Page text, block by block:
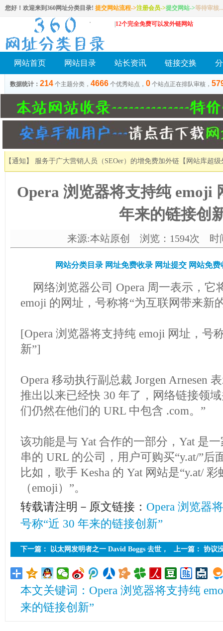
您好！欢迎来到360网址分类目录! 提交网站流程->注册会员->提交网站->等待审核...
12个完全免费可以发外链网站
网站首页 网站目录 站长资讯 链接交换
数据统计： 214 个主题分类， 4666 个优秀站点， 0 个站点正在排队审核，
【通知】 服务于广大营销人员（SEOer）的增免费加外链 【网站库超
Opera 浏览器将支持纯 emoji
年来的链接创
来源:本站原创 浏览：1594次 时
网站分类目录 网址免费收录 网址提交 网站免费
网络浏览器公司 Opera 周一表示，它
emoji 的网址，号称将“为互联网带来新
[Opera 浏览器将支持纯 emoji 网址，号
新”]
Opera 移动执行副总裁 Jorgen Arnesen
推出以来已经快 30 年了，网络链接领
们仍然在他们的 URL 中包含 .com。”
该功能是与 Yat 合作的一部分，Yat 是
串的 URL 的公司，用户可购买“y.at/”后
比如，歌手 Kesha 的 Yat 网站是“y.at/
（emoji）”。
转载请注明－原文链接： Opera 浏览器
号称“近 30 年来的链接创新”
上一篇： 协议
下一篇： 以太网发明者之一 David Boggs 去世，
本文关键词：Opera 浏览器将支持纯
来的链接创新”